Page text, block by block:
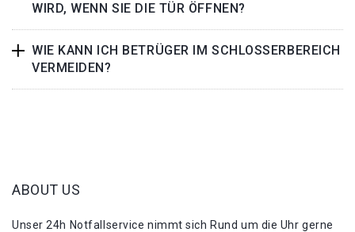
WIRD, WENN SIE DIE TÜR ÖFFNEN?
WIE KANN ICH BETRÜGER IM SCHLOSSERBEREICH
VERMEIDEN?
ABOUT US
Unser 24h Notfallservice nimmt sich Rund um die Uhr gerne